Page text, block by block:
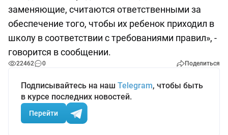
заменяющие, считаются ответственными за
обеспечение того, чтобы их ребенок приходил в
школу в соответствии с требованиями правил», -
говорится в сообщении.
22462 0 Поделиться
Подписывайтесь на наш Telegram, чтобы быть
в курсе последних новостей.
Перейти